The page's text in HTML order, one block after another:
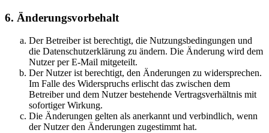
6. Änderungsvorbehalt
Der Betreiber ist berechtigt, die Nutzungsbedingungen und
die Datenschutzerklärung zu ändern. Die Änderung wird dem
Nutzer per E-Mail mitgeteilt.
Der Nutzer ist berechtigt, den Änderungen zu widersprechen.
Im Falle des Widerspruchs erlischt das zwischen dem
Betreiber und dem Nutzer bestehende Vertragsverhältnis mit
sofortiger Wirkung.
Die Änderungen gelten als anerkannt und verbindlich, wenn
der Nutzer den Änderungen zugestimmt hat.